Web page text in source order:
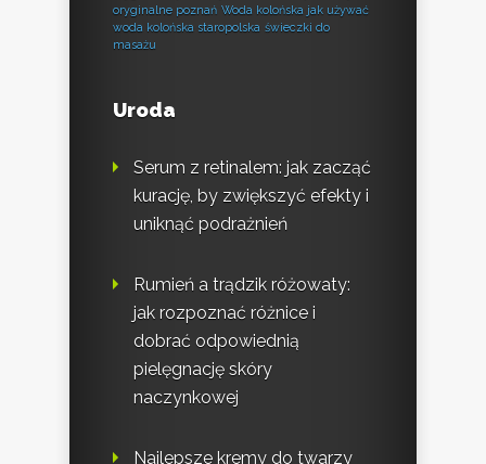
oryginalne poznań Woda kolońska jak używać
woda kolońska staropolska świeczki do
masażu
Uroda
Serum z retinalem: jak zacząć
kurację, by zwiększyć efekty i
uniknąć podrażnień
Rumień a trądzik różowaty:
jak rozpoznać różnice i
dobrać odpowiednią
pielęgnację skóry
naczynkowej
Najlepsze kremy do twarzy